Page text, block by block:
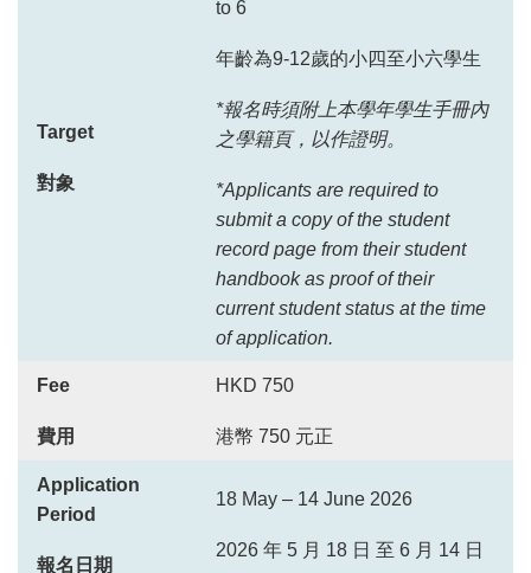
Target
對象
to 6
年齡為9-12歲的小四至小六學生
*報名時須附上本學年學生手冊內
之學籍頁，以作證明。
*Applicants are required to
submit a copy of the student
record page from their student
handbook as proof of their
current student status at the time
of application.
Fee
費用
HKD 750
港幣 750 元正
Application
Period
18 May – 14 June 2026
2026 年 5 月 18 日 至 6 月 14 日